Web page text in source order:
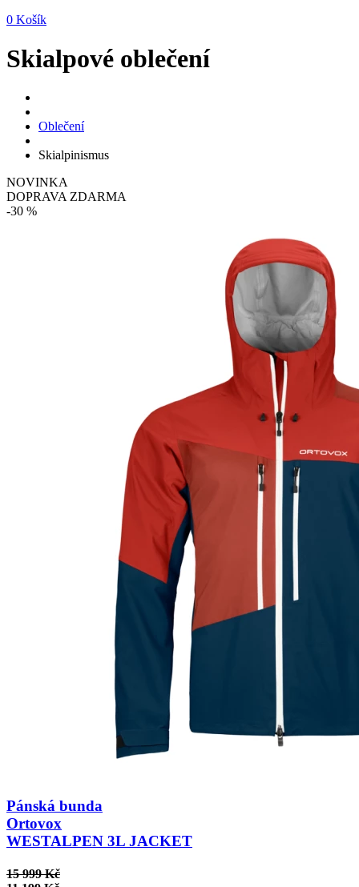
0 Košík
Skialpové oblečení
Oblečení
Skialpinismus
NOVINKA
DOPRAVA ZDARMA
-30 %
Pánská bunda
Ortovox
WESTALPEN 3L JACKET
15 999 Kč